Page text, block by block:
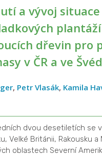
a vývoj situace
dřevin pro
v ČR a ve
, Petr Vlasák, Kamila
dvou desetiletích se v
Velké Británii, Rakousku a
oblastech Severní